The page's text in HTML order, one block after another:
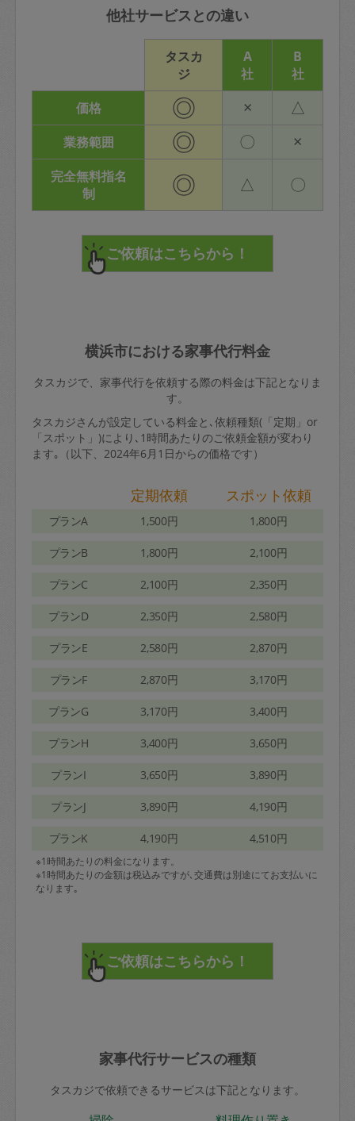
他社サービスとの違い
タスカ
ジ
A
社
B
社
価格
◎ × △
業務範囲 ◎ 〇 ×
完全無料指名
制
◎ △ 〇
横浜市における家事代行料金
タスカジで、家事代行を依頼する際の料金は下記となりま
す。
タスカジさんが設定している料金と､依頼種類(「定期」or
「スポット」)により､1時間あたりのご依頼金額が変わり
ます｡（以下、2024年6月1日からの価格です）
定期依頼 スポット依頼
プランA 1,500円 1,800円
プランB 1,800円 2,100円
プランC 2,100円 2,350円
プランD 2,350円 2,580円
プランE 2,580円 2,870円
プランF 2,870円 3,170円
プランG 3,170円 3,400円
プランH 3,400円 3,650円
プランI 3,650円 3,890円
プランJ 3,890円 4,190円
プランK 4,190円 4,510円
※1時間あたりの料金になります。
※1時間あたりの金額は税込みですが､交通費は別途にてお支払いに
なります｡
家事代行サービスの種類
タスカジで依頼できるサービスは下記となります。